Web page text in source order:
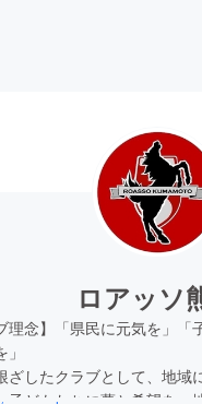
ロアッソ
理念】「県民に元気を」
ざしたクラブとして、地域
子どもたちに夢と希望を、